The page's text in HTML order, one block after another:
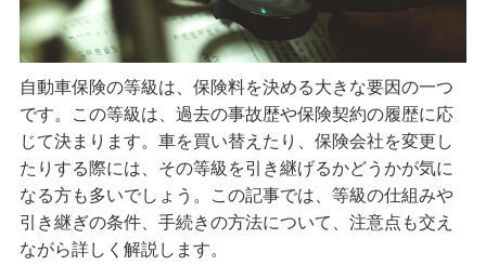
自動車保険の等級は、保険料を決める大きな要因の一つ
です。この等級は、過去の事故歴や保険契約の履歴に応
じて決まります。車を買い替えたり、保険会社を変更し
たりする際には、その等級を引き継げるかどうかが気に
なる方も多いでしょう。この記事では、等級の仕組みや
引き継ぎの条件、手続きの方法について、注意点も交え
ながら詳しく解説します。